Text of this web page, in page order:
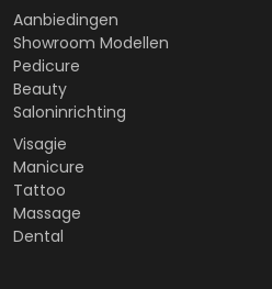
Aanbiedingen
Showroom Modellen
Pedicure
Beauty
Saloninrichting
Visagie
Manicure
Tattoo
Massage
Dental